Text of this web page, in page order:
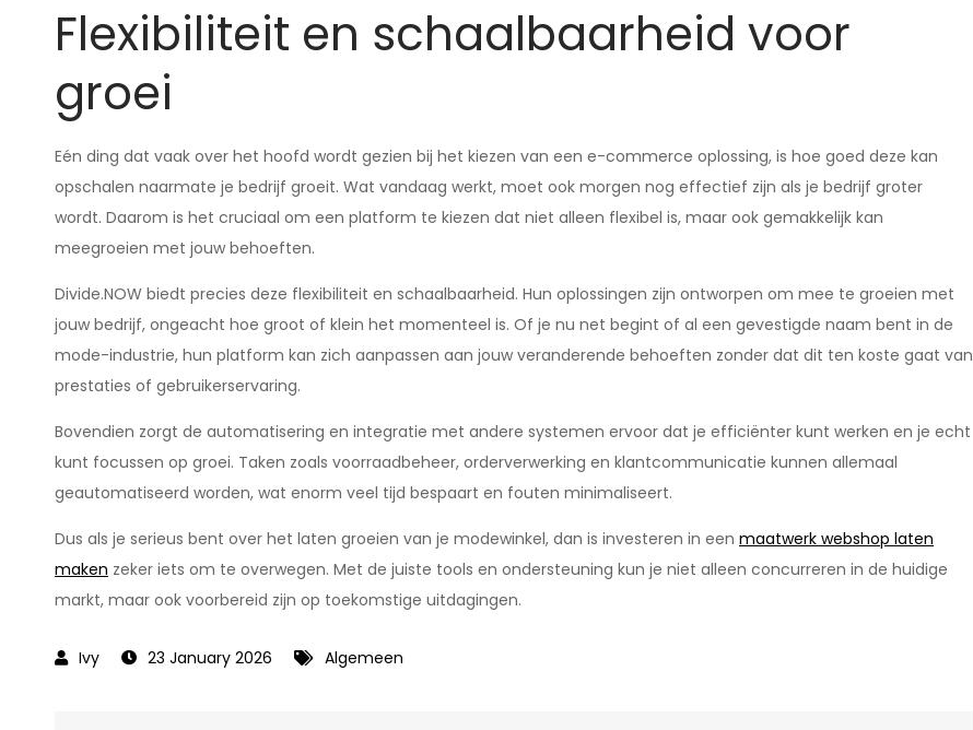
Flexibiliteit en schaalbaarheid voor
groei
Eén ding dat vaak over het hoofd wordt gezien bij het kiezen van een e-commerce oplossing, is hoe goed deze kan
opschalen naarmate je bedrijf groeit. Wat vandaag werkt, moet ook morgen nog effectief zijn als je bedrijf groter
wordt. Daarom is het cruciaal om een platform te kiezen dat niet alleen flexibel is, maar ook gemakkelijk kan
meegroeien met jouw behoeften.
Divide.NOW biedt precies deze flexibiliteit en schaalbaarheid. Hun oplossingen zijn ontworpen om mee te groeien met
jouw bedrijf, ongeacht hoe groot of klein het momenteel is. Of je nu net begint of al een gevestigde naam bent in de
mode-industrie, hun platform kan zich aanpassen aan jouw veranderende behoeften zonder dat dit ten koste gaat van
prestaties of gebruikerservaring.
Bovendien zorgt de automatisering en integratie met andere systemen ervoor dat je efficiënter kunt werken en je echt
kunt focussen op groei. Taken zoals voorraadbeheer, orderverwerking en klantcommunicatie kunnen allemaal
geautomatiseerd worden, wat enorm veel tijd bespaart en fouten minimaliseert.
Dus als je serieus bent over het laten groeien van je modewinkel, dan is investeren in een maatwerk webshop laten
maken zeker iets om te overwegen. Met de juiste tools en ondersteuning kun je niet alleen concurreren in de huidige
markt, maar ook voorbereid zijn op toekomstige uitdagingen.
23 January 2026 Algemeen